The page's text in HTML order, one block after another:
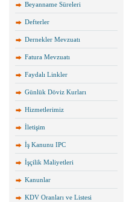
Beyanname Süreleri
Defterler
Dernekler Mevzuatı
Fatura Mevzuatı
Faydalı Linkler
Günlük Döviz Kurları
Hizmetlerimiz
İletişim
İş Kanunu IPC
İşçilik Maliyetleri
Kanunlar
KDV Oranları ve Listesi